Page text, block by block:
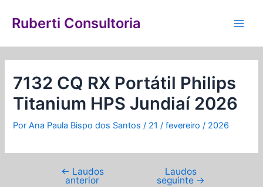
para
conteúdo
Ruberti Consultoria
7132 CQ RX Portátil Philips
Titanium HPS Jundiaí 2026
PorAna Paula Bispo dos Santos/ 21 / fevereiro / 2026
de
← Laudos
anterior
Laudos
seguinte →